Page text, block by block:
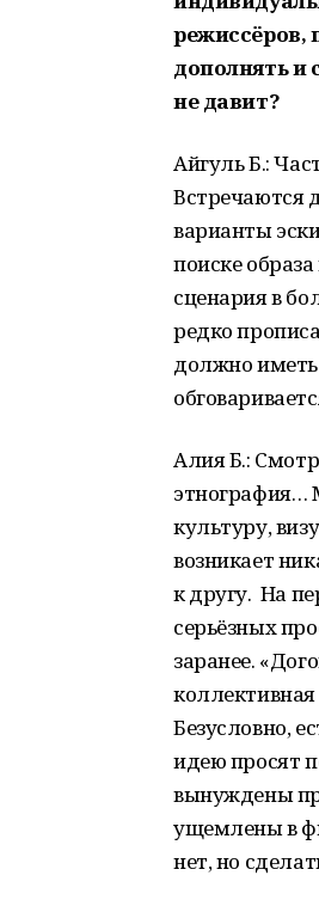
режиссёров,
дополнять и
не давит?
Айгуль Б.:
Встречаются
варианты
поиске
сценария в
редко
должно иметь
Алия Б.:
этнография…
культуру,
возникает
к другу. На
серьёзных
заранее.
Безусловно,
идею просят
вынуждены
ущемлены в
нет, но